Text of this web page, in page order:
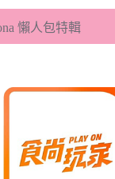
懶人包特輯